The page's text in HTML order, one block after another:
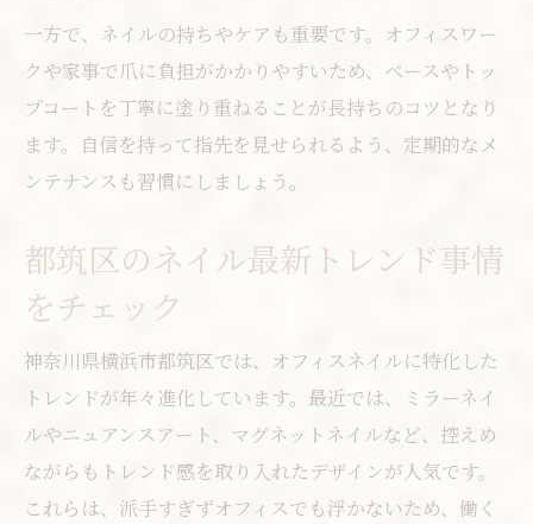
う
大人女性向けのトレンドネイルデザイン集
ネイルの流行色と季節ごとの楽しみ方
時短で叶える上品ネイルのテクニック集
仕事帰りに通えるネイルサロンの利便性
オフィスネイルを長持ちさせるメンテ術
夜遅くまで営業のネイルサロン活用法
ネイルで高まるモチベーションの理由
一方で、ネイルの持ちやケアも重要です。オフィスワー
クや家事で爪に負担がかかりやすいため、ベースやトッ
プコートを丁寧に塗り重ねることが長持ちのコツとなり
ます。自信を持って指先を見せられるよう、定期的なメ
ンテナンスも習慣にしましょう。
都筑区のネイル最新トレンド事情
をチェック
神奈川県横浜市都筑区では、オフィスネイルに特化した
トレンドが年々進化しています。最近では、ミラーネイ
ルやニュアンスアート、マグネットネイルなど、控えめ
ながらもトレンド感を取り入れたデザインが人気です。
これらは、派手すぎずオフィスでも浮かないため、働く